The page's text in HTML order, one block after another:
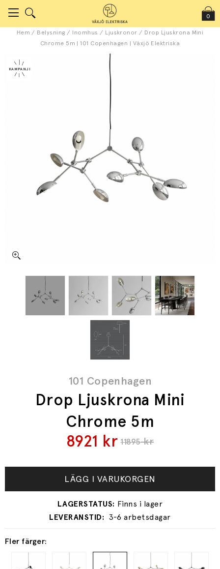
0
Hem / Belysning / Inomhus / Ljuskronor / Drop Ljuskrona Mini
Chrome 5m | 101 Copenhagen | Växjö Elektriska
101 Copenhagen
Drop Ljuskrona Mini
Chrome 5m
11895kr
8921 kr
Fler färger:
LÄGG I VARUKORGEN
3-6 arbetsdagar